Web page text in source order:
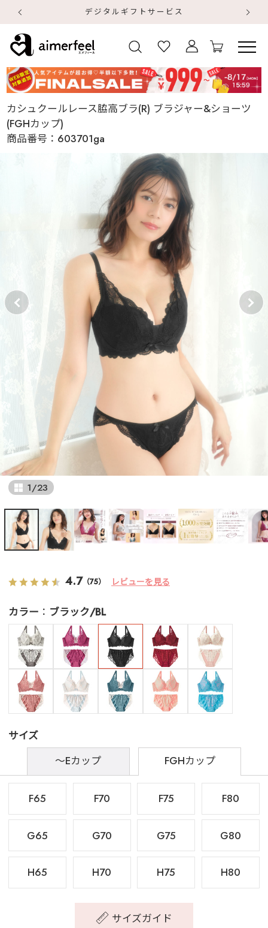
デジタルギフトサービス
カシュクールレース脇高ブラ(R) ブラジャー&ショーツ
(FGHカップ)
商品番号： 603701ga
1/23
4.7 （75） レビューを見る
カラー ブラック/BL
サイズ
～Eカップ
FGHカップ
F65 F70 F75 F80
G65 G70 G75 G80
H65 H70 H75 H80
サイズガイド